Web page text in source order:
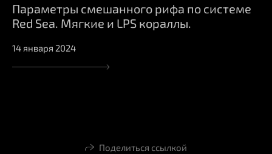
Параметры смешанного рифа по системе
Red Sea. Мягкие и LPS кораллы.
14 января 2024
Поделиться ссылкой